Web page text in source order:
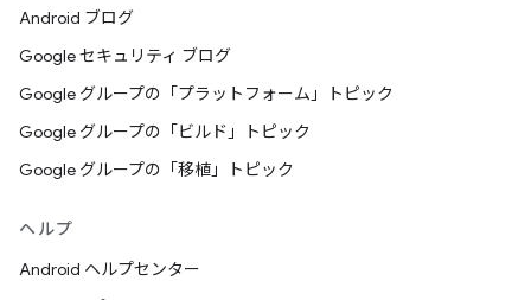
Android ブログ
Google セキュリティ ブログ
Google グループの「プラットフォーム」トピック
Google グループの「ビルド」トピック
Google グループの「移植」トピック
ヘルプ
Android ヘルプセンター